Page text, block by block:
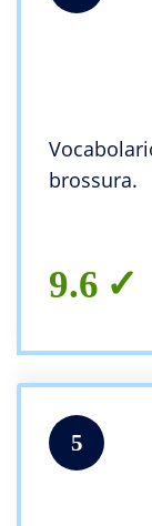
brossura.
9.6
5